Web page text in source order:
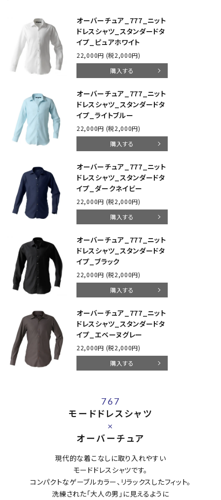
オーバーチュア_777_ニット
ドレスシャツ_スタンダードタ
イプ_ピュアホワイト
22,000円 (税2,000円)
購入する
オーバーチュア_777_ニット
ドレスシャツ_スタンダードタ
イプ_ライトブルー
22,000円 (税2,000円)
購入する
オーバーチュア_777_ニット
ドレスシャツ_スタンダードタ
イプ_ダークネイビー
22,000円 (税2,000円)
購入する
オーバーチュア_777_ニット
ドレスシャツ_スタンダードタ
イプ_ブラック
22,000円 (税2,000円)
購入する
オーバーチュア_777_ニット
ドレスシャツ_スタンダードタ
イプ_エベーヌグレー
22,000円 (税2,000円)
購入する
767
モードドレスシャツ
×
オーバーチュア
現代的な着こなしに取り入れやすい
モードドレスシャツです。
コンパクトなゲーブルカラー、リラックスしたフィット。
洗練された「大人の男」に見えるように